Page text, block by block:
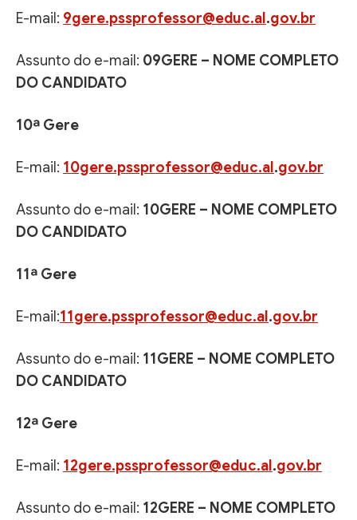
E-mail: 9gere.pssprofessor@educ.al .gov.br
Assunto do e-mail: 09GERE – NOME COMPLETO
DO CANDIDATO
10ª Gere
E-mail: 10gere.pssprofessor@educ.al .gov.br
Assunto do e-mail: 10GERE – NOME COMPLETO
DO CANDIDATO
11ª Gere
E-mail:11gere.pssprofessor@educ.al .gov.br
Assunto do e-mail: 11GERE – NOME COMPLETO
DO CANDIDATO
12ª Gere
E-mail: 12gere.pssprofessor@educ.al .gov.br
Assunto do e-mail: 12GERE – NOME COMPLETO